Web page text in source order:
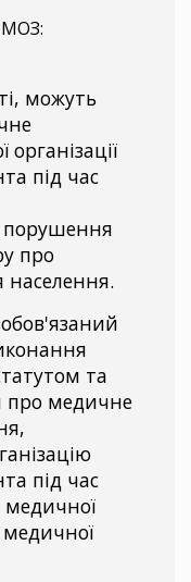
МОЗ:
можуть
під час
порушення
про
населення.
та
про медичне
під час